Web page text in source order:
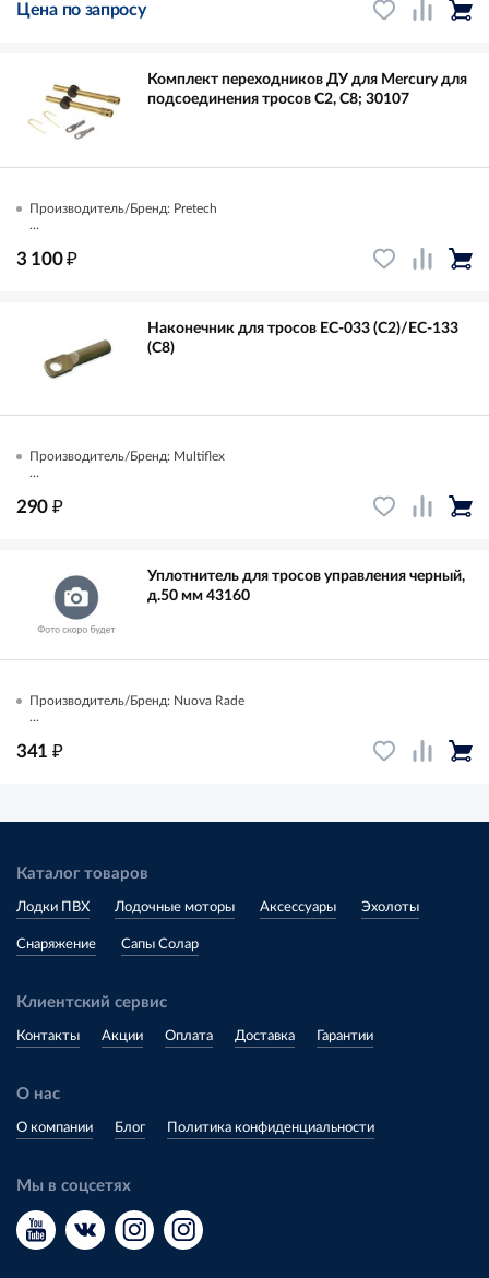
Цена по запросу
Комплект переходников ДУ для Mercury для
подсоединения тросов C2, C8; 30107
Производитель/Бренд: Pretech
...
3 100₽
Наконечник для тросов ЕС-033 (С2)/ЕС-133
(С8)
Производитель/Бренд: Multiflex
...
290 ₽
Уплотнитель для тросов управления черный,
д.50 мм 43160
Производитель/Бренд: Nuova Rade
...
341 ₽
Каталог товаров
Лодки ПВХ Лодочные моторы Аксессуары Эхолоты
Снаряжение Сапы Солар
Клиентский сервис
Контакты Акции Оплата Доставка Гарантии
О нас
О компании Блог Политика конфиденциальности
Мы в соцсетях